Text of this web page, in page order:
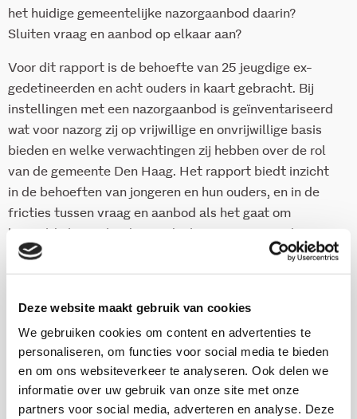
Deze website maakt gebruik van cookies
We gebruiken cookies om content en advertenties te
personaliseren, om functies voor social media te bieden
en om ons websiteverkeer te analyseren. Ook delen we
informatie over uw gebruik van onze site met onze
partners voor social media, adverteren en analyse. Deze
het huidige gemeentelijke nazorgaanbod daarin?
Sluiten vraag en aanbod op elkaar aan?
Voor dit rapport is de behoefte van 25 jeugdige ex-
gedetineerden en acht ouders in kaart gebracht. Bij
instellingen met een nazorgaanbod is geïnventariseerd
wat voor nazorg zij op vrijwillige en onvrijwillige basis
bieden en welke verwachtingen zij hebben over de rol
van de gemeente Den Haag. Het rapport biedt inzicht
in de behoeften van jongeren en hun ouders, en in de
fricties tussen vraag en aanbod als het gaat om
bepaalde leefgebieden en doelgroepen. Bovendien
wordt de rol van de gemeente nader belicht.
Download deze publicatie
Download de samenvatting bij deze
publicatie